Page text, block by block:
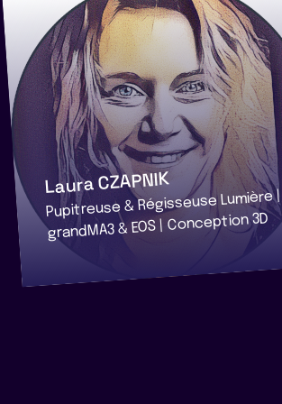
Laura CZAPNIK
Pupitreuse & Régisseuse Lumière |
grandMA3 & EOS | Conception 3D